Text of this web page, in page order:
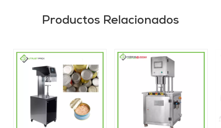
Productos Relacionados